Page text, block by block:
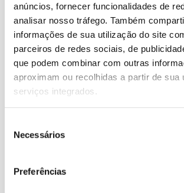
anúncios, fornecer funcionalidades de
analisar nosso tráfego. Também
informações de sua utilização do site
parceiros de redes sociais, de
que podem combinar com outras
aproximam ou recolhidas a partir de sua
serviços integrados.
Necessários
Preferências
Modo de utilização
Contra-indicações